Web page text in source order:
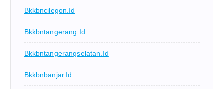
Bkkbncilegon.id
Bkkbntangerang.id
Bkkbntangerangselatan.id
Bkkbnbanjar.id